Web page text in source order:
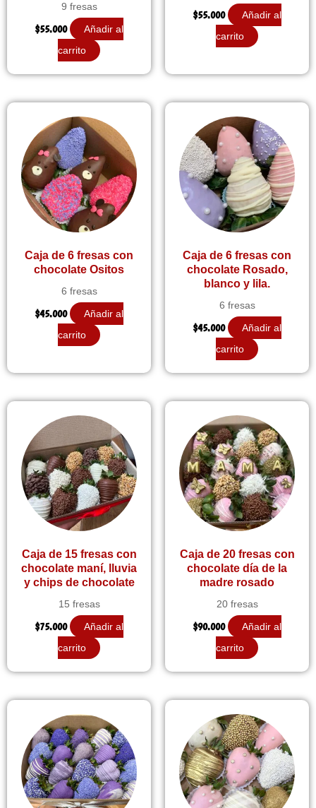
9 fresas
$55.000
Añadir al
carrito
$55.000
Añadir al
carrito
Caja de 6 fresas con
chocolate Ositos
6 fresas
$45.000
Añadir al
carrito
Caja de 6 fresas con
chocolate Rosado,
blanco y lila.
6 fresas
$45.000
Añadir al
carrito
Caja de 15 fresas con
chocolate maní, lluvia
y chips de chocolate
15 fresas
$75.000
Añadir al
carrito
Caja de 20 fresas con
chocolate día de la
madre rosado
20 fresas
$90.000
Añadir al
carrito